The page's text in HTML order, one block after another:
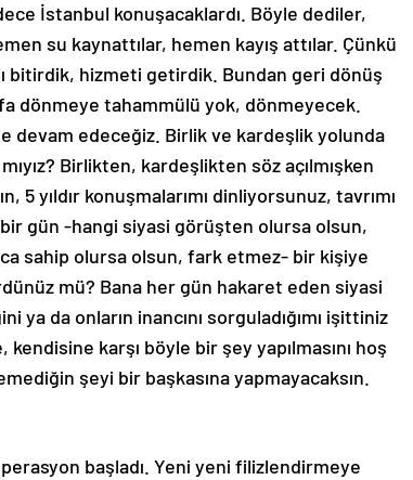
İstanbul konuşacaklardı. Böyle dediler,
su kaynattılar, hemen kayış attılar. Çünkü
bitirdik, hizmeti getirdik. Bundan geri dönüş
dönmeye tahammülü yok, dönmeyecek.
devam edeceğiz. Birlik ve kardeşlik yolunda
Birlikten, kardeşlikten söz açılmışken
yıldır konuşmalarımı dinliyorsunuz, tavrımı
gün -hangi siyasi görüşten olursa olsun,
sahip olursa olsun, fark etmez- bir kişiye
mü? Bana her gün hakaret eden siyasi
da onların inancını sorguladığımı işittiniz
karşı böyle bir şey yapılmasını hoş
şeyi bir başkasına yapmayacaksın.
başladı. Yeni yeni filizlendirmeye